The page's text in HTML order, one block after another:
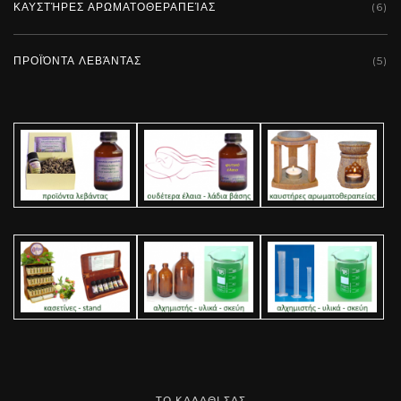
ΚΑΥΣΤΉΡΕΣ ΑΡΩΜΑΤΟΘΕΡΑΠΕΊΑΣ (6)
ΠΡΟΪΌΝΤΑ ΛΕΒΆΝΤΑΣ (5)